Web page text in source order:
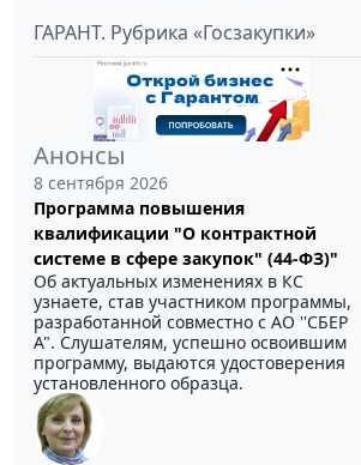
ГАРАНТ. Рубрика «Госзакупки»
Анонсы
8 сентября 2026
Программа повышения
квалификации "О контрактной
системе в сфере закупок" (44-ФЗ)"
Об актуальных изменениях в КС
узнаете, став участником программы,
разработанной совместно с АО ''СБЕР
А". Слушателям, успешно освоившим
программу, выдаются удостоверения
установленного образца.